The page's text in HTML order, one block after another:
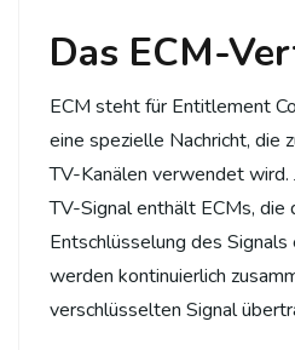
Das ECM-
ECM steht für Entitlement
eine spezielle Nachricht, die
TV-Kanälen verwendet
TV-Signal enthält ECMs, die
Entschlüsselung des
werden kontinuierlich
verschlüsselten Signal